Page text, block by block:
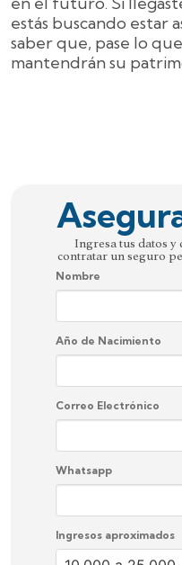
estás buscando estar
saber que, pase lo
mantendrán su
Ingresa tus datos y
contratar un seguro
Nombre
Año de Nacimiento
Correo Electrónico
Whatsapp
Ingresos aproximados